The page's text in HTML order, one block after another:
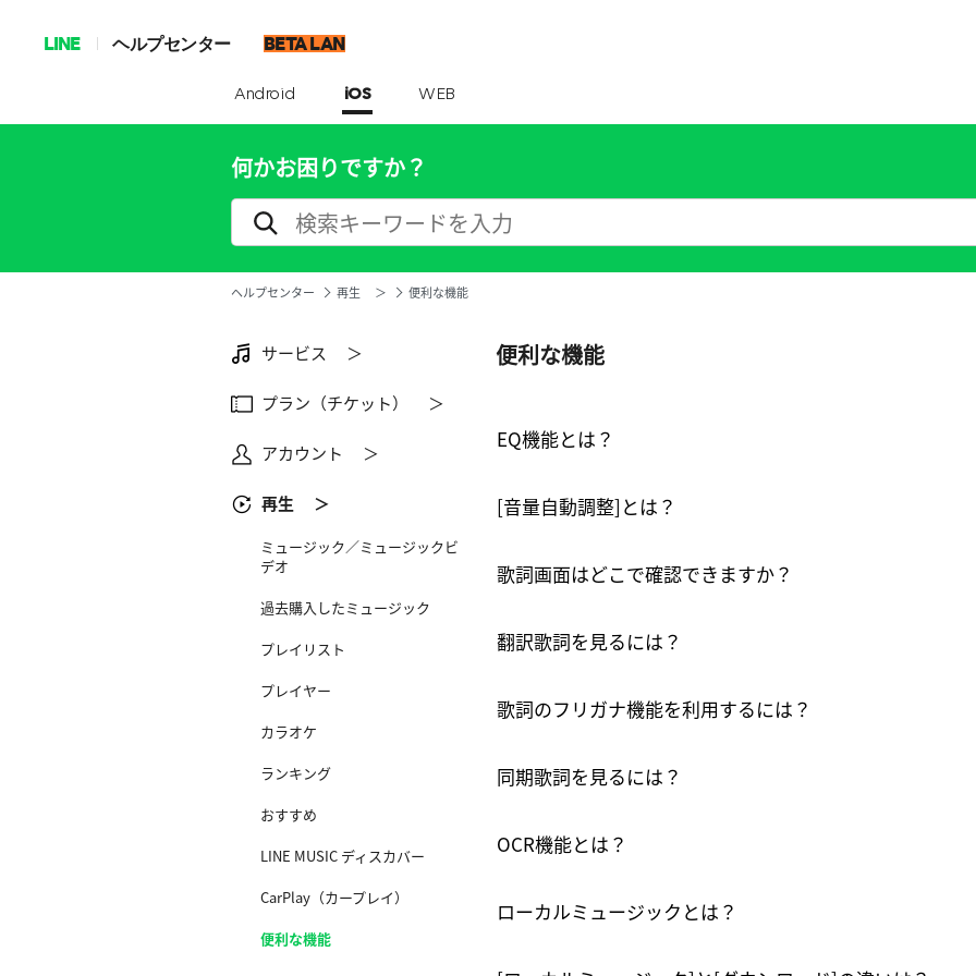
LINE ヘルプセンター BETA LAN
Android iOS WEB
何かお困りですか？
ヘルプセンター 再生 ＞ 便利な機能
サービス ＞
プラン（チケット） ＞
アカウント ＞
再生 ＞
ミュージック／ミュージックビ
デオ
過去購入したミュージック
プレイリスト
プレイヤー​
カラオケ​
ランキング
おすすめ
LINE MUSIC ディスカバー
CarPlay（カープレイ）
便利な機能
便利な機能
EQ機能とは？
[音量自動調整]とは？
歌詞画面はどこで確認できますか？
翻訳歌詞を見るには？
歌詞のフリガナ機能を利用するには？
同期歌詞を見るには？
OCR機能とは？
ローカルミュージックとは？